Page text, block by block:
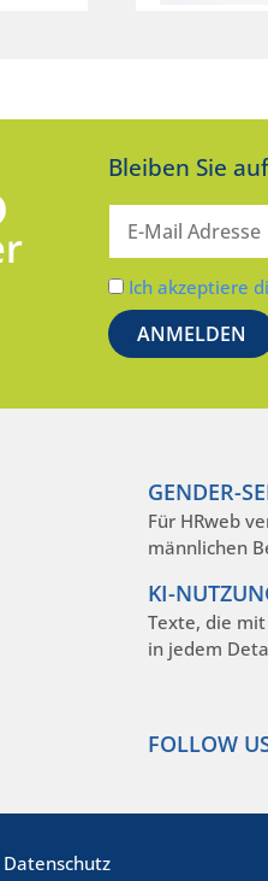
Bleiben Sie
Ich akzeptiere
GENDER-
Für HRweb
männlichen
KI-
Texte, die
in jedem
FOLLOW
Datenschutz